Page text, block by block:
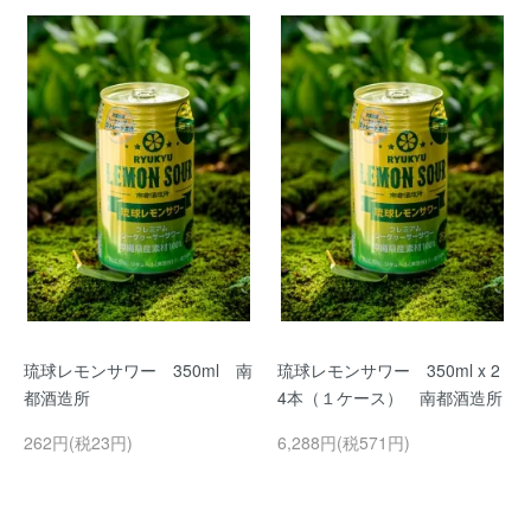
琉球レモンサワー 350ml 南
都酒造所
262円(税23円)
琉球レモンサワー 350ml x 2
4本（１ケース） 南都酒造所
6,288円(税571円)